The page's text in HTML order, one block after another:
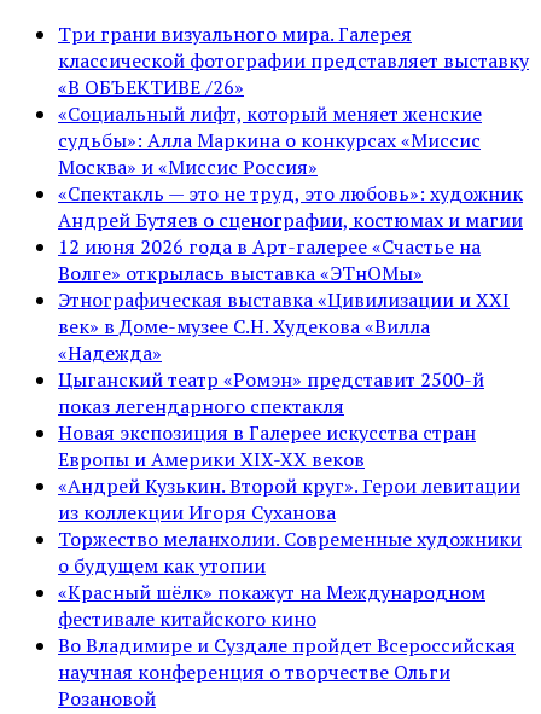
Три грани визуального мира. Галерея
классической фотографии представляет выставку
«В ОБЪЕКТИВЕ /26»
«Социальный лифт, который меняет женские
судьбы»: Алла Маркина о конкурсах «Миссис
Москва» и «Миссис Россия»
«Спектакль — это не труд, это любовь»: художник
Андрей Бутяев о сценографии, костюмах и магии
12 июня 2026 года в Арт-галерее «Счастье на
Волге» открылась выставка «ЭТнОМы»
Этнографическая выставка «Цивилизации и ХХI
век» в Доме-музее С.Н. Худекова «Вилла
«Надежда»
Цыганский театр «Ромэн» представит 2500-й
показ легендарного спектакля
Новая экспозиция в Галерее искусства стран
Европы и Америки XIX-XX веков
«Андрей Кузькин. Второй круг». Герои левитации
из коллекции Игоря Суханова
Торжество меланхолии. Современные художники
о будущем как утопии
«Красный шёлк» покажут на Международном
фестивале китайского кино
Во Владимире и Суздале пройдет Всероссийская
научная конференция о творчестве Ольги
Розановой